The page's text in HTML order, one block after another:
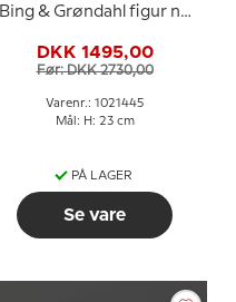
Bing & Grøndahl figur nr.
DKK 1495,00
Før: DKK 2730,00
Varenr.: 1021445
Mål: H: 23 cm
PÅ LAGER
Se vare